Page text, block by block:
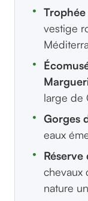
Trophée
vestige
large de
Gorges
eaux
Réserve
chevaux
nature